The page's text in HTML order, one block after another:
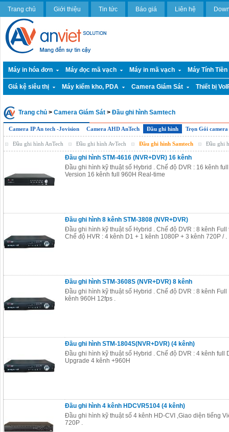
Trang chủ Giới thiệu Tin tức Báo giá Liên hệ
Máy in hóa đơn Máy đọc mã vạch Máy in mã vạch Máy Tính
Giá kệ siêu thị Máy kiểm kho, PDA Camera Giám Sát Thiết bị
Trang chủ > Camera Giám Sát > Đầu ghi hình Samtech
Camera IP An tech -Jovision Camera AHD AnTech Đầu ghi hình Trọn Gói camera
Đầu ghi hình AnTech Đầu ghi hình AvTech Đầu ghi hình Samtech Đầu ghi
Đầu ghi hình STM-4616 (NVR+DVR) 16 kênh
Đầu ghi hình kỹ thuật số Hybrid . Chế độ DVR : 16 kênh
Version 16 kênh full 960H Real-time
Đầu ghi hình 8 kênh STM-3808 (NVR+DVR)
Đầu ghi hình kỹ thuật số Hybrid . Chế độ DVR : 8 kênh Full
Chế độ HVR : 4 kênh D1 + 1 kênh 1080P + 3 kênh 720P / .
Đầu ghi hình STM-3608S (NVR+DVR) 8 kênh
Đầu ghi hình kỹ thuật số Hybrid . Chế độ DVR : 8 kênh Full
kênh 960H 12fps .
Đầu ghi hình STM-1804S(NVR+DVR) (4 kênh)
Đầu ghi hình kỹ thuật số Hybrid . Chế độ DVR : 4 kênh full
Upgrade 4 kênh +960H
Đầu ghi hình 4 kênh HDCVR5104 (4 kênh)
Đầu ghi hình kỹ thuật số 4 kênh HD-CVI ,Giao diện tiếng
720P .